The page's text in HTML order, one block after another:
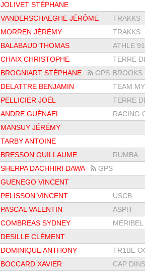
JOLIVET STÉPHANE
VANDERSCHAEGHE JÉRÔME
TRAKKS
MORREN JÉRÉMY
TRAKKS
BALABAUD THOMAS
ATHLE 91
CHAIX CHRISTOPHE
TERRE
BROGNIART STÉPHANE GPS BROOKS
DELATTRE BENJAMIN
TEAM
PELLICIER JOËL
TERRE
ANDRE GUÉNAEL
RACING
MANSUY JÉRÉMY
TARBY ANTOINE
BRESSON GUILLAUME
RUMBA
SHERPA DACHHIRI DAWA
GPS
GUENEGO VINCENT
PELISSON VINCENT
USCB
PASCAL VALENTIN
ASPH
COMBREAS SYDNEY
DESILLE CLÉMENT
DOMINIQUE ANTHONY
TR1BE
BOCCARD XAVIER
CAP